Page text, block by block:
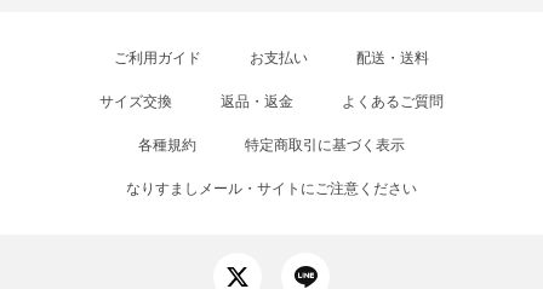
ご利用ガイド お支払い 配送・送料
サイズ交換 返品・返金 よくあるご質問
各種規約 特定商取引に基づく表示
なりすましメール・サイトにご注意ください